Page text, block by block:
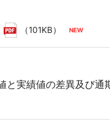
（101KB）
実績値の差異及び通